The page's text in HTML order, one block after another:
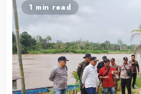
1 min read